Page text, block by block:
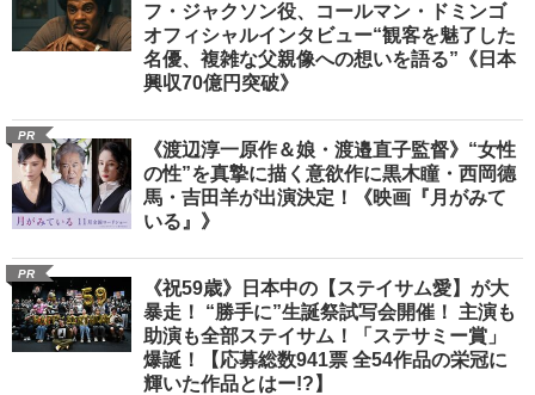
フ・ジャクソン役、コールマン・ドミンゴ
オフィシャルインタビュー“観客を魅了した
名優、複雑な父親像への想いを語る”《日本
興収70億円突破》
PR
《渡辺淳一原作＆娘・渡邉直子監督》“女性
の性”を真摯に描く意欲作に黒木瞳・西岡德
馬・吉田羊が出演決定！《映画『月がみて
いる』》
PR
《祝59歳》日本中の【ステイサム愛】が大
暴走！ “勝手に”生誕祭試写会開催！ 主演も
助演も全部ステイサム！「ステサミー賞」
爆誕！【応募総数941票 全54作品の栄冠に
輝いた作品とはー!?】